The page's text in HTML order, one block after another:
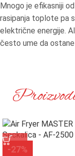
Mnogo je efikasniji
rasipanja toplote pa
električne energije.
često ume da
Proizvodi
-27%